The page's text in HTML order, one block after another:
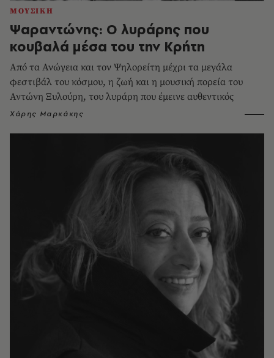
ΜΟΥΣΙΚΗ
Ψαραντώνης: Ο λυράρης που
κουβαλά μέσα του την Κρήτη
Από τα Ανώγεια και τον Ψηλορείτη μέχρι τα μεγάλα
φεστιβάλ του κόσμου, η ζωή και η μουσική πορεία του
Αντώνη Ξυλούρη, του λυράρη που έμεινε αυθεντικός
Χάρης Μαρκάκης